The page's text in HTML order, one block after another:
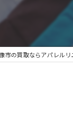
市の買取ならアパレルリ